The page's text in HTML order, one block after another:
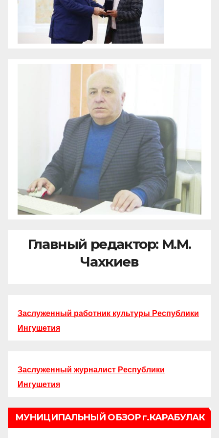
Главный редактор: М.М.
Чахкиев
Заслуженный работник культуры Республики
Ингушетия
Заслуженный журналист Республики
Ингушетия
МУНИЦИПАЛЬНЫЙ ОБЗОР г.КАРАБУЛАК